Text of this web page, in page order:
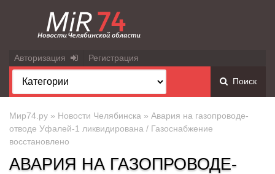
Авторизация Регистрация
Поиск
Мир74.ру » Новости Челябинска » Авария на газопроводе-
отводе Уфалей-1 ликвидирована / Газоснабжение
восстановлено
АВАРИЯ НА ГАЗОПРОВОДЕ-